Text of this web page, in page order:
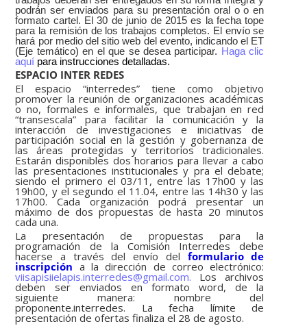
podrán ser enviados para su presentación oral o o en
formato cartel. El 30 de junio de 2015 es la fecha tope
para la remisión de los trabajos completos. El envío se
hará por medio del sitio web del evento, indicando el ET
(Eje temático) en el que se desea participar. Haga clic
aquí para instrucciones detalladas.
ESPACIO INTER REDES
El espacio “interredes” tiene como objetivo
promover la reunión de organizaciones académicas
o no, formales e informales, que trabajan en red
“transescala” para facilitar la comunicación y la
interacción de investigaciones e iniciativas de
participación social en la gestión y gobernanza de
las áreas protegidas y territorios tradicionales.
Estarán disponibles dos horarios para llevar a cabo
las presentaciones institucionales y pra el debate;
siendo el primero el 03/11, entre las 17h00 y las
19h00, y el segundo el 11.04, entre las 14h30 y las
17h00. Cada organización podrá presentar un
máximo de dos propuestas de hasta 20 minutos
cada una.
La presentación de propuestas para la
programación de la Comisión Interredes debe
hacerse a través del envío del formulario de
inscripción a la dirección de correo electrónico:
viisapisiielapis.interredes@gmail.com. Los archivos
deben ser enviados en formato word, de la
siguiente manera: nombre del
proponente.interredes. La fecha límite de
presentación de ofertas finaliza el 28 de agosto.